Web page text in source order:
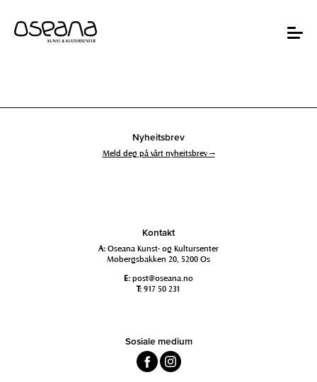
innhold
navigasjon
Toggle
Nyheitsbrev
Meld deg på vårt nyheitsbrev →
Kontakt
A: Oseana Kunst- og Kultursenter
Mobergsbakken 20, 5200 Os
E: post@oseana.no
T: 917 50 231
Sosiale medium